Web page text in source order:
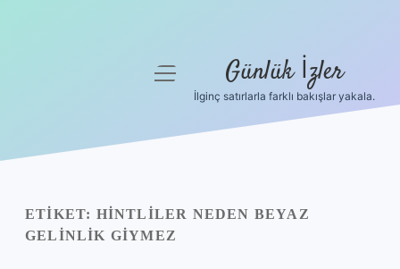
Yasal Uyarı
menüyü
Günlük İzler
İlginç satırlarla farklı bakışlar yakala.
ETIKET: HINTLILER NEDEN BEYAZ
GELINLIK GIYMEZ